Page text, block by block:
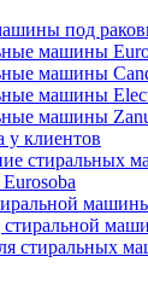
под
машины
машины
машины
машины
у клиентов
стиральных
стиральных